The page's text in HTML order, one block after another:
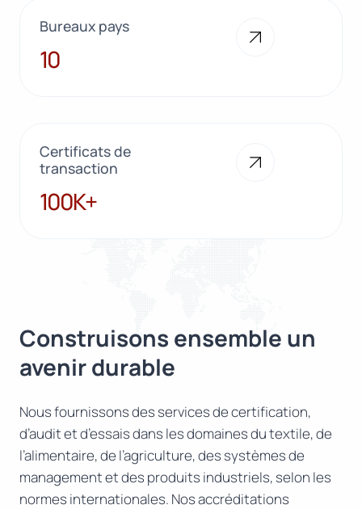
Bureaux pays
10
10
Certificats de
transaction
100K+
100K+
Construisons ensemble un
avenir durable
Nous fournissons des services de certification,
d’audit et d’essais dans les domaines du textile, de
l’alimentaire, de l’agriculture, des systèmes de
management et des produits industriels, selon les
normes internationales. Nos accréditations